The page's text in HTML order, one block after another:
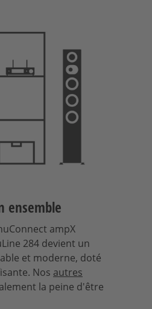
ensemble
ampX
284 devient un
et moderne, doté
Nos autres
la peine d'être